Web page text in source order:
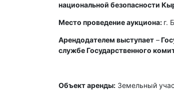
национальной безопасности
Место проведение аукциона: г.
Арендодателем выступает –
службе Государственного
Объект аренды: Земельный